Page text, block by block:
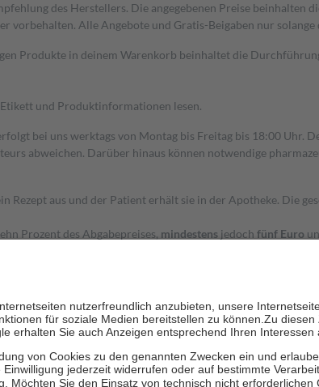
des Herstellers. Die angegebenen Preise beinhalten
vorbehalten. Alle Angebote und Gratis-Beigaben nur
Produkte in deinem Warenkorb beinhaltet die
und Produktinformationen lesen.
bei uns werktags von Montag bis Freitag bis 18:00 Uhr.
abweichen. Darüber hinaus können notwendige
aus und der Patient erhält sie in der Apotheke. Die
Prozent des Abgabepreises, mindestens jedoch fünf Euro
zu stärken und die besondere Stellung der Familie zu
mit Ausnahme der Fahrkosten
der GKV getragen werden